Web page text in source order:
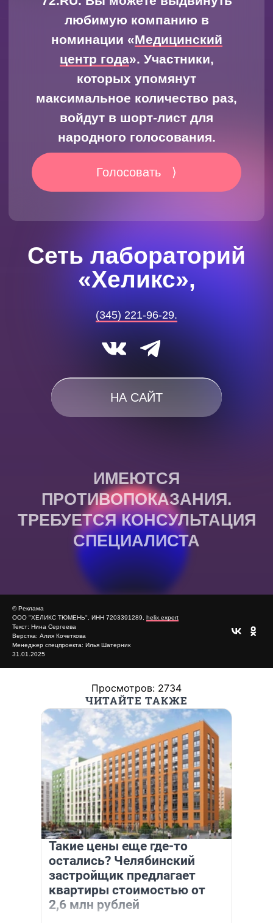
© Реклама
ООО "ХЕЛИКС ТЮМЕНЬ", ИНН 7203391289, helix.expert
Текст: Нина Сергеева
Верстка: Алия Кочеткова
Менеджер спецпроекта: Илья Шатерник
31.01.2025
Просмотров: 2734
ЧИТАЙТЕ ТАКЖЕ
Такие цены еще где-то
остались? Челябинский
застройщик предлагает
квартиры стоимостью от
2,6 млн рублей